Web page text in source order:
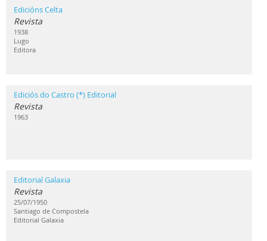
Edicións Celta
Revista
1938
Lugo
Editora
Ediciós do Castro (*) Editorial
Revista
1963
Editorial Galaxia
Revista
25/07/1950
Santiago de Compostela
Editorial Galaxia